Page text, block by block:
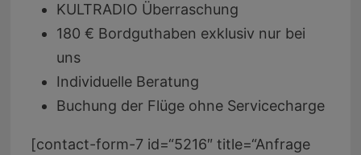
KULTRADIO Überraschung
180 € Bordguthaben exklusiv nur bei
uns
Individuelle Beratung
Buchung der Flüge ohne Servicecharge
[contact-form-7 id=“5216″ title=“Anfrage